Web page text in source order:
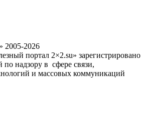
2026
портал 2×2.su» зарегистрировано
надзору в сфере связи,
и массовых коммуникаций